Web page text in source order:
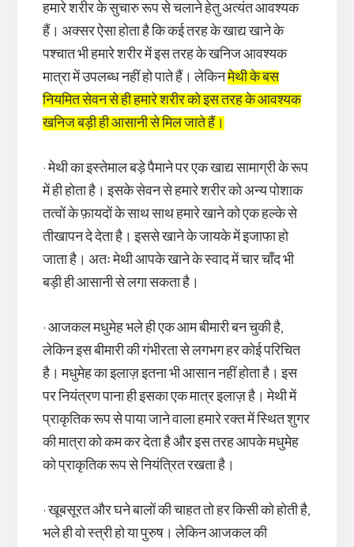
हमारे शरीर के सुचारु रूप से चलाने हेतु अत्यंत आवश्यक
हैं। अक्सर ऐसा होता है कि कई तरह के खाद्य खाने के
पश्चात भी हमारे शरीर में इस तरह के खनिज आवश्यक
मात्रा में उपलब्ध नहीं हो पाते हैं। लेकिनमेथी के बस
नियमित सेवन से ही हमारे शरीर को इस तरह के आवश्यक
खनिज बड़ी ही आसानी से मिल जाते हैं।
• मेथी का इस्तेमाल बड़े पैमाने पर एक खाद्य सामाग्री के रूप
में ही होता है। इसके सेवन से हमारे शरीर को अन्य पोशाक
तत्वों के फ़ायदों के साथ साथ हमारे खाने को एक हल्के से
तीखापन दे देता है। इससे खाने के जायके में इजाफा हो
जाता है। अतः मेथी आपके खाने के स्वाद में चार चाँद भी
बड़ी ही आसानी से लगा सकता है।
• आजकल मधुमेह भले ही एक आम बीमारी बन चुकी है,
लेकिन इस बीमारी की गंभीरता से लगभग हर कोई परिचित
है। मधुमेह का इलाज़ इतना भी आसान नहीं होता है। इस
पर नियंत्रण पाना ही इसका एक मात्र इलाज़ है। मेथी में
प्राकृतिक रूप से पाया जाने वाला हमारे रक्त में स्थित शुगर
की मात्रा को कम कर देता है और इस तरह आपके मधुमेह
को प्राकृतिक रूप से नियंत्रित रखता है।
• खूबसूरत और घने बालों की चाहत तो हर किसी को होती है,
भले ही वो स्त्री हो या पुरुष। लेकिन आजकल की